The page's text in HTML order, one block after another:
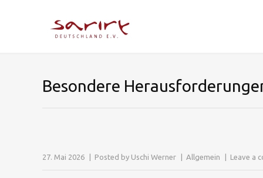
Besondere
27. Mai 2026 Posted by Uschi Werner Allgemein Leave a